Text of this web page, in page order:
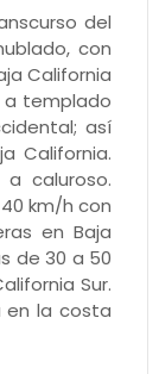
del
con
California
a templado
así
California.
caluroso.
km/h con
en Baja
de 30 a 50
Sur.
en la costa